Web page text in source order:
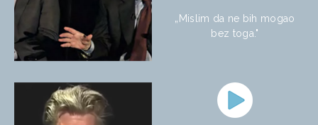
„Mislim da ne bih mogao
bez toga."